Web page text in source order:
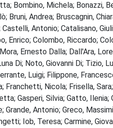
Bombino, Michela; Bonazzi,
Bruni, Andrea; Bruscagnin,
Antonio; Catalisano,
Colombo, Riccardo;
Ernesto Dalla; Dall'Ara,
Di; Noto, Giovanni Di; Tizio,
Luigi; Filippone,
Nicola; Frisella,
Gasperi, Silvia; Gatto,
Antonio; Greco,
Iob, Teresa; Carmine,